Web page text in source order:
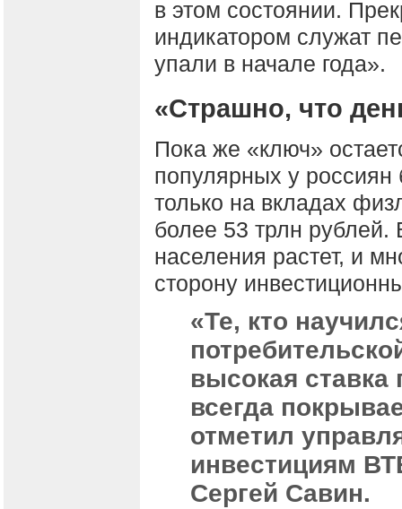
в этом состоянии.
индикатором служат
упали в начале года».
«Страшно, что
Пока же «ключ»
популярных у россиян
только на вкладах
более 53 трлн рублей.
населения растет, и
сторону
«Те, кто
высокая ставка
всегда
отметил
инвестициям
Сергей Савин.